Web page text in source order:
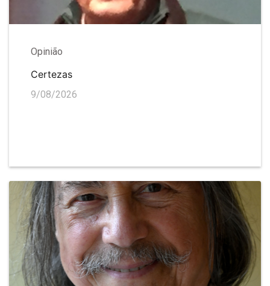
Opinião
Certezas
9/08/2026